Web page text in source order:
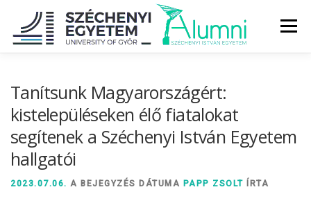
tartalomhoz
Menü
DIPLOMAÁTADÓ DIPLOMÁN TÚL
SZOLGÁLTATÁSOK ÉVFOLYAMOK
Tanítsunk Magyarországért:
kistelepüléseken élő fiatalokat
segítenek a Széchenyi István Egyetem
hallgatói
2023.07.06. A BEJEGYZÉS DÁTUMA PAPP ZSOLT ÍRTA